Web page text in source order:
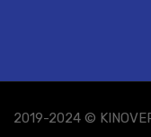
2019-2024 ©